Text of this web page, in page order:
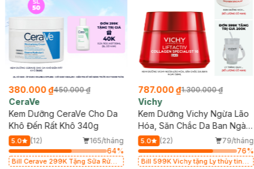
380.000 ₫450.000 ₫
CeraVe
Kem Dưỡng CeraVe Cho Da
Khô Đến Rất Khô 340g
5.0 (12)
165/tháng
64%
Bill Cerave 299K Tặng Sữa Rửa
787.000 ₫1.300.000 ₫
Vichy
Kem Dưỡng Vichy Ngừa Lão
Hóa, Săn Chắc Da Ban Ngày
50ml
5.0 (22)
79/tháng
76%
Bill 599K Vichy tặng Ly thủy tinh